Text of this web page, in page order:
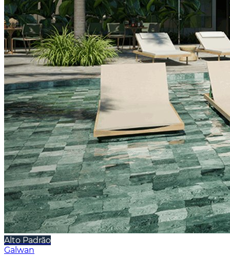
Alto Padrão
Galwan